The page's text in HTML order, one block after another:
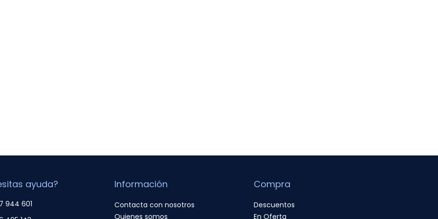
ayuda?
944 601
Información
Contacta con nosotros
Quienes somos
Compra
Descuentos
En Oferta